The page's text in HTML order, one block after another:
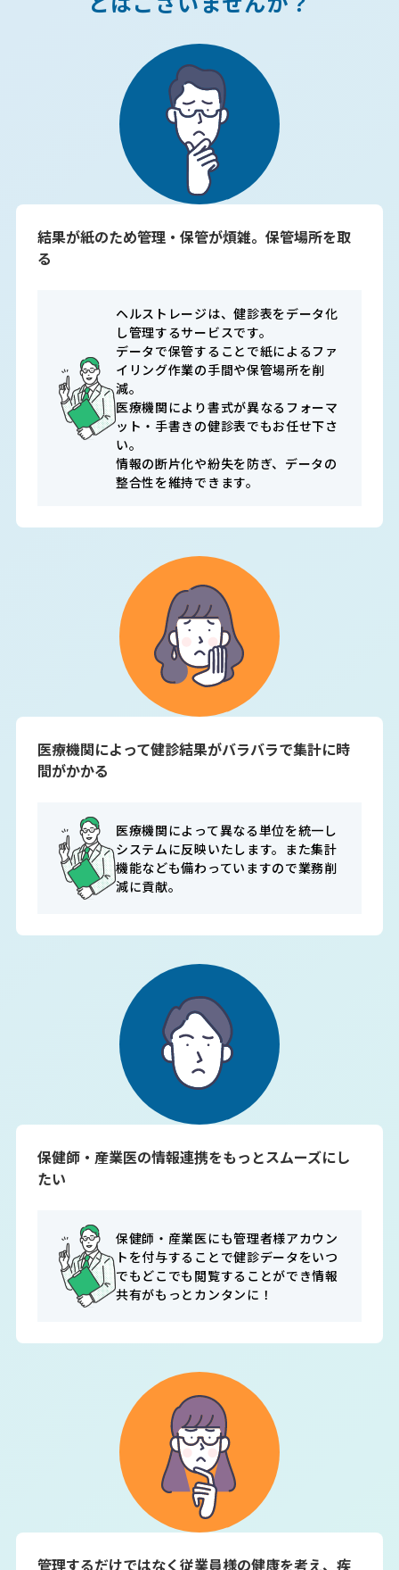
結果が紙のため管理・保管が煩雑。保管場所を取
る
ヘルストレージは、健診表をデータ化
し管理するサービスです。
データで保管することで紙によるファ
イリング作業の手間や保管場所を削
減。
医療機関により書式が異なるフォーマ
ット・手書きの健診表でもお任せ下さ
い。
情報の断片化や紛失を防ぎ、データの
整合性を維持できます。
医療機関によって健診結果がバラバラで集計に時
間がかかる
医療機関によって異なる単位を統一し
システムに反映いたします。また集計
機能なども備わっていますので業務削
減に貢献。
保健師・産業医の情報連携をもっとスムーズにし
たい
保健師・産業医にも管理者様アカウン
トを付与することで健診データをいつ
でもどこでも閲覧することができ情報
共有がもっとカンタンに！
管理するだけではなく従業員様の健康を考え、疾